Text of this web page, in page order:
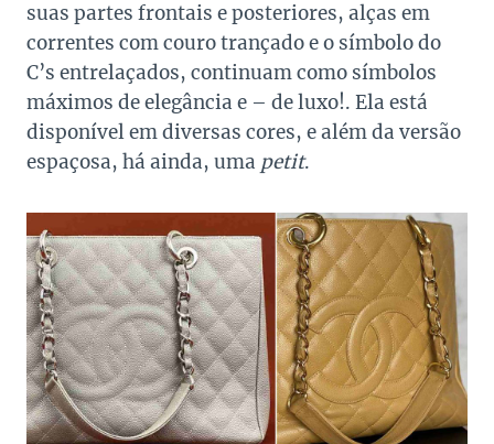
suas partes frontais e posteriores, alças em
correntes com couro trançado e o símbolo do
C’s entrelaçados, continuam como símbolos
máximos de elegância e – de luxo!. Ela está
disponível em diversas cores, e além da versão
espaçosa, há ainda, uma petit.